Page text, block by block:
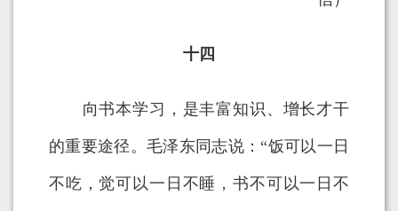
十四
向书本学习，是丰富知识、增长才干
的重要途径。毛泽东同志说：“饭可以一日
不吃，觉可以一日不睡，书不可以一日不